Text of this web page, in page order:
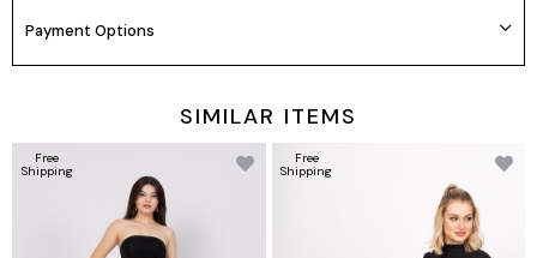
Payment Options
SIMILAR ITEMS
Free
Shipping
Free
Shipping